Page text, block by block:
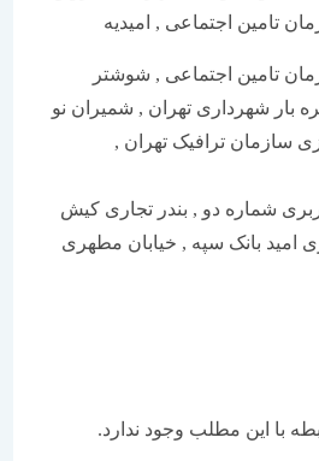
اجتماعی , امیدیه
اجتماعی , شوشتر
تهران , شمیران نو
ترافیک تهران ,
دو , بندر تجاری کیش
بانک سپه , خیابان مطهری
مطلب وجود ندارد.